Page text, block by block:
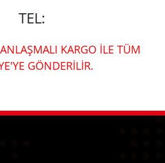
TEL:
KARGO İLE TÜM
GÖNDERİLİR.